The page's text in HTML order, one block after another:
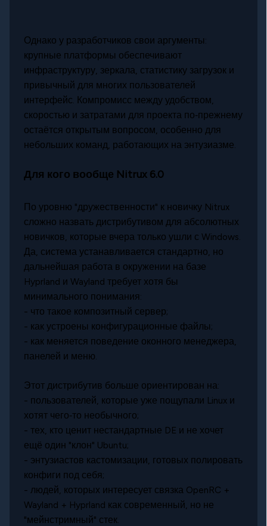
Однако у разработчиков свои аргументы:
крупные платформы обеспечивают
инфраструктуру, зеркала, статистику загрузок и
привычный для многих пользователей
интерфейс. Компромисс между удобством,
скоростью и затратами для проекта по‑прежнему
остаётся открытым вопросом, особенно для
небольших команд, работающих на энтузиазме.
Для кого вообще Nitrux 6.0
По уровню "дружественности" к новичку Nitrux
сложно назвать дистрибутивом для абсолютных
новичков, которые вчера только ушли с Windows.
Да, система устанавливается стандартно, но
дальнейшая работа в окружении на базе
Hyprland и Wayland требует хотя бы
минимального понимания:
- что такое композитный сервер;
- как устроены конфигурационные файлы;
- как меняется поведение оконного менеджера,
панелей и меню.
Этот дистрибутив больше ориентирован на:
- пользователей, которые уже пощупали Linux и
хотят чего‑то необычного;
- тех, кто ценит нестандартные DE и не хочет
ещё один "клон" Ubuntu;
- энтузиастов кастомизации, готовых полировать
конфиги под себя;
- людей, которых интересует связка OpenRC +
Wayland + Hyprland как современный, но не
"мейнстримный" стек.